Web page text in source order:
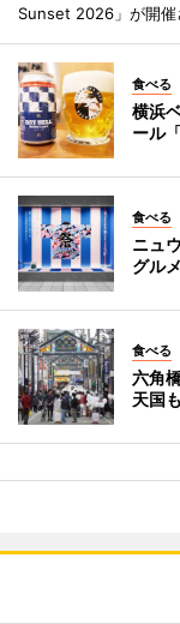
Sunset 2026」が開催
食べる
横浜
ール
食べる
ニュ
グル
食べる
六角
天国も